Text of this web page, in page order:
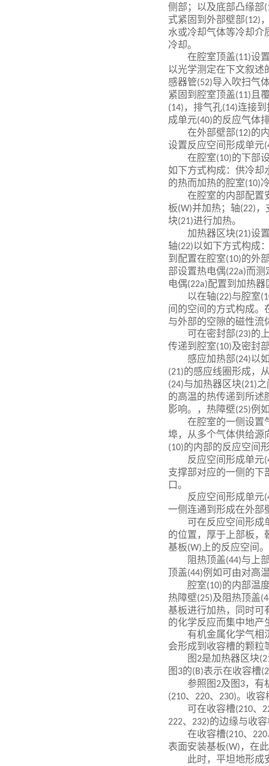
侧部；以及底部凸缘部
式紧固到外部壁部(12)
水或冷却气体等冷却介
冷却。
在腔室顶盖(11)设
以光学测定在下文叙述
感器管(52)导入吹扫气
紧固到腔室顶盖(11) 且
(14) ，排气孔(14)连接到
成单元(40)的反应气体
在外部壁部(12)的
设置反应空间形成单元
在腔室(10)的下部
如下方式构成：供冷却
的热而加热的腔室(10)
在腔室的内部配置
板(W)并加热；轴(22) ，
块(21)进行加热。
加热器区块(21)设
轴(22)以如下方式构成
到配置在腔室(10)的外
部设置热电偶(22a)而测
电偶(22a)配置到加热器
以在轴(22)与腔室
间的空间的方式构成。
与外部的空隙的磁性流
可在密封部(23)的
传递到腔室(10)及密封
感应加热部(24)以
(21)的感应线圈形成，
(24)与加热器区块(21)之
的高温的热传递到所述
影响。，热障壁(25)例
在腔室的一侧设置
埠，从多个气体供给源
(10)的内部的反应空间
反应空间形成单元
支撑部对应的一侧的下
口。
反应空间形成单元
一侧连通到形成在外部
可在反应空间形成
的位置，厚于上部板，
基板(W) 上的反应空间。
阻热顶盖(44)与上
顶盖(44)例如可由对高
腔室(10)的内部温
热障壁(25)及阻热顶盖
基板进行加热，同时可
的化学反应而集中地产
有机金属化学气相
会形成到收容槽的颗粒
图2是加热器区块
图 3的(B)表示在收容槽
参照图2及图 3，有
(210、 220、 230)。收容
可在收容槽(210、
222、 232)的边缘与收容
在收容槽(210、 220
表面安装基板(W) ，在
此时，平坦地形成